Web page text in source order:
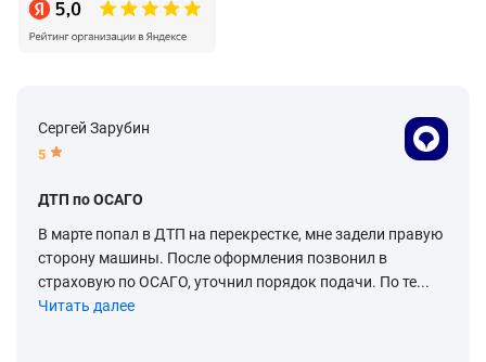
Сергей Зарубин
5
ДТП по ОСАГО
В марте попал в ДТП на перекрестке, мне задели правую
сторону машины. После оформления позвонил в
страховую по ОСАГО, уточнил порядок подачи. По те...
Читать далее